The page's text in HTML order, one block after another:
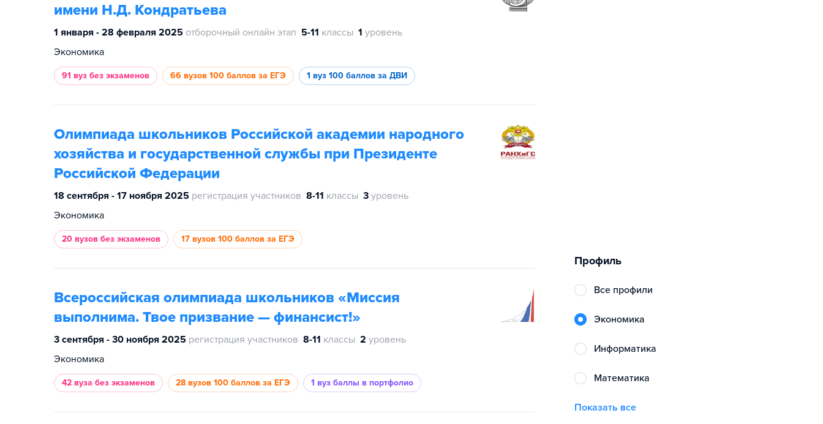
имени Н.Д. Кондратьева
1 января - 28 февраля 2025 отборочный онлайн этап 5-11 классы 1 уровень
Экономика
91 вуз без экзаменов 66 вузов 100 баллов за ЕГЭ 1 вуз 100 баллов за ДВИ
Олимпиада школьников Российской академии народного
хозяйства и государственной службы при Президенте
Российской Федерации
18 сентября - 17 ноября 2025 регистрация участников 8-11 классы 3 уровень
Экономика
20 вузов без экзаменов 17 вузов 100 баллов за ЕГЭ
Всероссийская олимпиада школьников «Миссия
выполнима. Твое призвание — финансист!»
3 сентября - 30 ноября 2025 регистрация участников 8-11 классы 2 уровень
Экономика
42 вуза без экзаменов 28 вузов 100 баллов за ЕГЭ 1 вуз баллы в портфолио
Профиль
Все профили
экономика
информатика
математика
Показать все